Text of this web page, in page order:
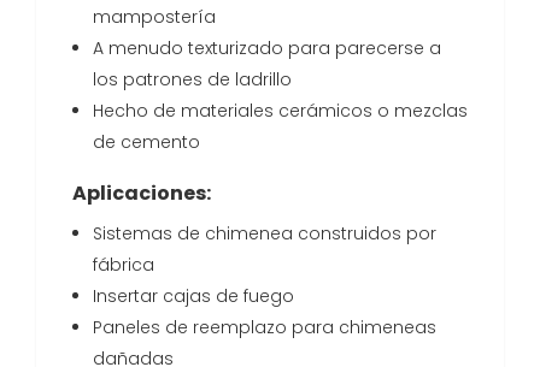
mampostería
A menudo texturizado para parecerse a
los patrones de ladrillo
Hecho de materiales cerámicos o mezclas
de cemento
Aplicaciones:
Sistemas de chimenea construidos por
fábrica
Insertar cajas de fuego
Paneles de reemplazo para chimeneas
dañadas